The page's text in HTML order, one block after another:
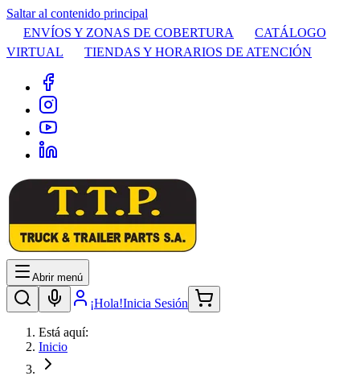
Saltar al contenido principal
ENVÍOS Y ZONAS DE COBERTURA
CATÁLOGO
VIRTUAL
TIENDAS Y HORARIOS DE ATENCIÓN
Abrir menú
¡Hola!Inicia Sesión
Está aquí:
Inicio